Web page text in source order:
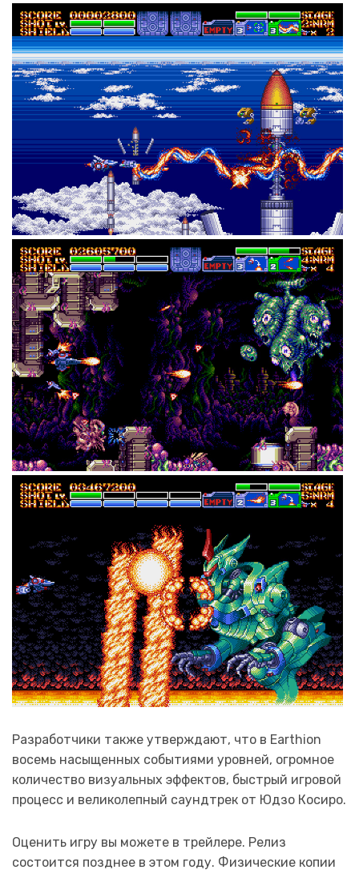
Разработчики также утверждают, что в Earthion
восемь насыщенных событиями уровней, огромное
количество визуальных эффектов, быстрый игровой
процесс и великолепный саундтрек от Юдзо Косиро.
Оценить игру вы можете в трейлере. Релиз
состоится позднее в этом году. Физические копии